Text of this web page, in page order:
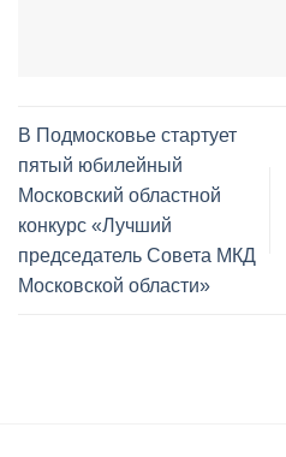
В Подмосковье стартует
пятый юбилейный
Московский областной
конкурс «Лучший
председатель Совета МКД
Московской области»